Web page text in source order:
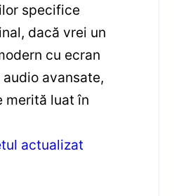
specifice
dacă vrei un
cu ecran
avansate,
merită luat în
actualizat